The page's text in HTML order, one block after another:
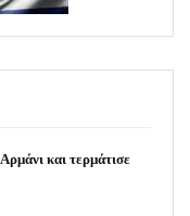
και τερμάτισε